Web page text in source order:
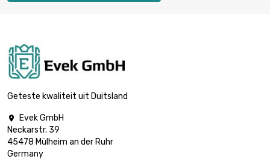
Draht)
(0.035mm Größe
Draht)
breedte : 1000mm
Mesh : 300 Mesh
(0.035mm Größe
Draht)
lengte : 25 Meter
Geteste kwaliteit uit Duitsland

Evek GmbH
Neckarstr. 39
45478 Mülheim an der Ruhr
Germany